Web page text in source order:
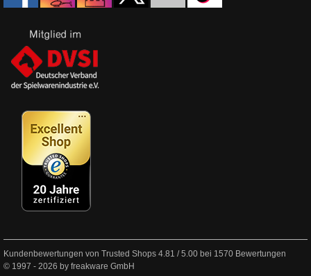
Kundenbewertungen von Trusted Shops 4.81 /5.00 bei 1570 Bewertungen
© 1997 - 2026 by freakware GmbH